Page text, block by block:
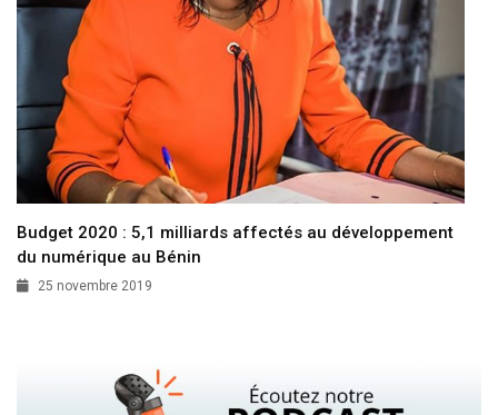
Budget 2020 : 5,1 milliards affectés au développement
du numérique au Bénin
25 novembre 2019